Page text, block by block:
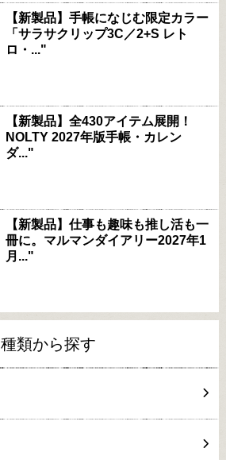
【新製品】手帳になじむ限定カラー
「サラサクリップ3C／2+S レト
ロ・..."
【新製品】全430アイテム展開！
NOLTY 2027年版手帳・カレン
ダ..."
【新製品】仕事も趣味も推し活も一
冊に。マルマンダイアリー2027年1
月..."
種類から探す